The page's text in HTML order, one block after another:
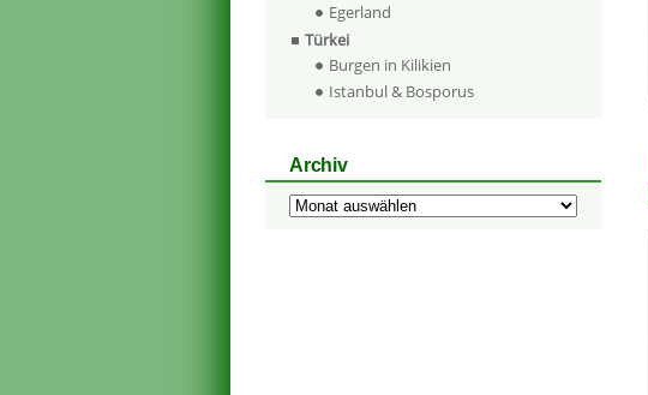
Egerland
Türkei
Burgen in Kilikien
Istanbul & Bosporus
Archiv
Archiv